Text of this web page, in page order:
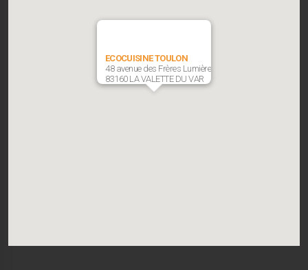
ECOCUISINE TOULON
48 avenue des Frères Lumière
83160 LA VALETTE DU VAR